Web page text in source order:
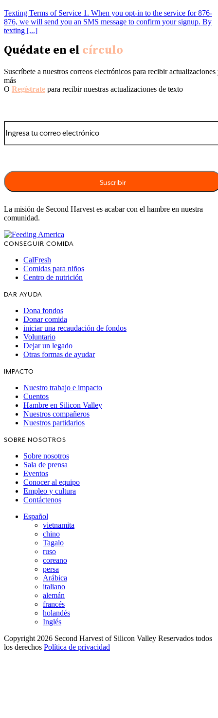
Texting Terms of Service 1. When you opt-in to the service for 876-
876, we will send you an SMS message to confirm your signup. By
texting [...]
Quédate en el círculo
Suscríbete a nuestros correos electrónicos para recibir actualizaciones
más
O Regístrate para recibir nuestras actualizaciones de texto
La misión de Second Harvest es acabar con el hambre en nuestra
comunidad.
CONSEGUIR COMIDA
CalFresh
Comidas para niños
Centro de nutrición
DAR AYUDA
Dona fondos
Donar comida
iniciar una recaudación de fondos
Voluntario
Dejar un legado
Otras formas de ayudar
IMPACTO
Nuestro trabajo e impacto
Cuentos
Hambre en Silicon Valley
Nuestros compañeros
Nuestros partidarios
SOBRE NOSOTROS
Sobre nosotros
Sala de prensa
Eventos
Conocer al equipo
Empleo y cultura
Contáctenos
Español
vietnamita
chino
Tagalo
ruso
coreano
persa
Arábica
italiano
alemán
francés
holandés
Inglés
Copyright 2026 Second Harvest of Silicon Valley Reservados todos
los derechos Política de privacidad